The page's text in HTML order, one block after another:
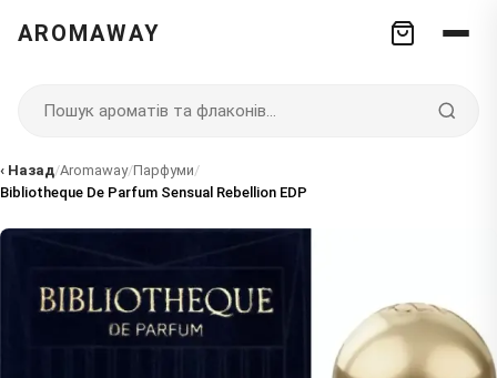
AROMAWAY
‹ Назад/Aromaway/Парфуми/
Bibliotheque De Parfum Sensual Rebellion EDP